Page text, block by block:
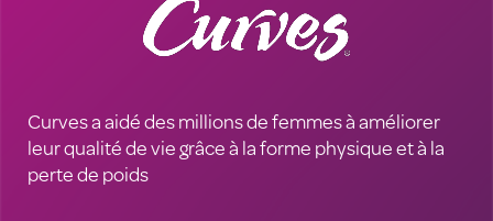
Curves a aidé des millions de femmes à améliorer
leur qualité de vie grâce à la forme physique et à la
perte de poids